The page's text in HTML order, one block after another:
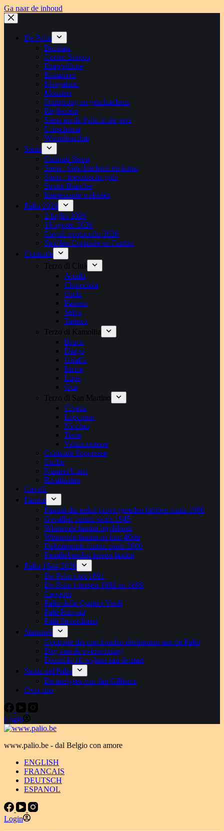
Ga naar de inhoud
De Palio
Bufalata
Corteo Storico
Drappellone
Estrazioni
Masgalano
Mossieri
Oorsprong en geschiedenis
Reglement
Siena en de Palio in de pers
Uurschema
Woordenschat
Siena
Culinair Siena
Siena : Geschiedenis en kunst
Siena : toeristische gids
Strade Bianche
Interessante websites
Palio 2026
2 luglio 2026
16 agosto 2026
Cavalli protocollo 2026
Straffen Contrade en Fantini
Contrade
Terzo di Città
Aquila
Chiocciola
Onda
Pantera
Selva
Tartuca
Terzo di Kamollia
Bruco
Drago
Giraffa
Istrice
Lupa
Oca
Terzo di San Martino
Civetta
Leocorno
Nicchio
Torre
Valdimontone
Contrade Soppresse
Cuffie
Numeri Unici
Rivaliteiten
Cavalli
Fantini
Fantini die enkel prova gereden hebben sinds 1980
Gevallen fantini sinds 1945
Winnende fantini bij debuut
Winnende fantini na hun 40ste
Debuterende fantini sinds 2000
Familiebanden tussen fantini
Palio 1644-2026
De Palio’s tot 1691
De Palio’s tussen 1692 en 1699
Cappotti
Palio delle Quattro Verdi
Palii Rinviati
Palii Straordinari
Statistiek
Contrade die niet konden deelnemen aan de Palio
Dag van de overwinning
Dezelfde 10 wijken aan de start
Storia del Palio
De analyses van Jan Gilliams
Over ons
Login
www.palio.be - dal Belgio con amore
ENGLISH
FRANCAIS
DEUTSCH
ESPANOL
Login